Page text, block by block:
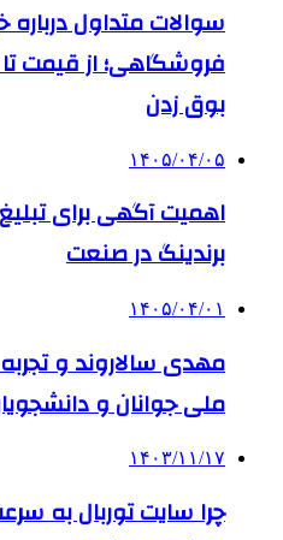
سوالات متداول
فروشگاهی؛ از قیمت
بوق زدن
۱۴۰۵/۰۴/۰۵
اهمیت آگهی برای
برندینگ در صنعت
۱۴۰۵/۰۴/۰۱
مهدی سالاروند و
ملی جوانان و
۱۴۰۳/۱۱/۱۷
چرا سایت توربال به